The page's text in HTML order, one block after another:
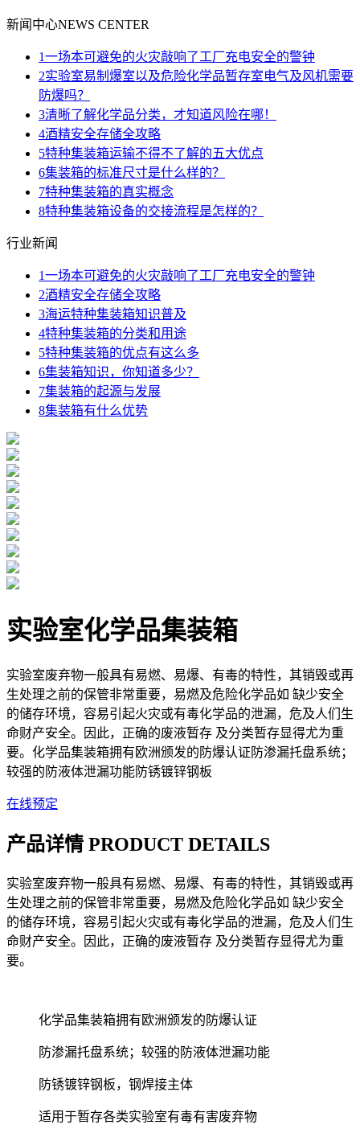
新闻中心NEWS CENTER
1一场本可避免的火灾敲响了工厂充电安全的警钟
2实验室易制爆室以及危险化学品暂存室电气及风机需要
防爆吗？
3清晰了解化学品分类，才知道风险在哪！
4酒精安全存储全攻略
5特种集装箱运输不得不了解的五大优点
6集装箱的标准尺寸是什么样的？
7特种集装箱的真实概念
8特种集装箱设备的交接流程是怎样的？
行业新闻
1一场本可避免的火灾敲响了工厂充电安全的警钟
2酒精安全存储全攻略
3海运特种集装箱知识普及
4特种集装箱的分类和用途
5特种集装箱的优点有这么多
6集装箱知识，你知道多少？
7集装箱的起源与发展
8集装箱有什么优势
实验室化学品集装箱
实验室废弃物一般具有易燃、易爆、有毒的特性，其销毁或再
生处理之前的保管非常重要，易燃及危险化学品如 缺少安全
的储存环境，容易引起火灾或有毒化学品的泄漏，危及人们生
命财产安全。因此，正确的废液暂存 及分类暂存显得尤为重
要。化学品集装箱拥有欧洲颁发的防爆认证防渗漏托盘系统；
较强的防液体泄漏功能防锈镀锌钢板
在线预定
产品详情 PRODUCT DETAILS
实验室废弃物一般具有易燃、易爆、有毒的特性，其销毁或再
生处理之前的保管非常重要，易燃及危险化学品如 缺少安全
的储存环境，容易引起火灾或有毒化学品的泄漏，危及人们生
命财产安全。因此，正确的废液暂存 及分类暂存显得尤为重
要。
化学品集装箱拥有欧洲颁发的防爆认证
防渗漏托盘系统；较强的防液体泄漏功能
防锈镀锌钢板，钢焊接主体
适用于暂存各类实验室有毒有害废弃物